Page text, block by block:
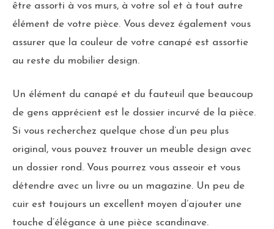
être assorti à vos murs, à votre sol et à tout autre
élément de votre pièce. Vous devez également vous
assurer que la couleur de votre canapé est assortie
au reste du mobilier design.
Un élément du canapé et du fauteuil que beaucoup
de gens apprécient est le dossier incurvé de la pièce.
Si vous recherchez quelque chose d’un peu plus
original, vous pouvez trouver un meuble design avec
un dossier rond. Vous pourrez vous asseoir et vous
détendre avec un livre ou un magazine. Un peu de
cuir est toujours un excellent moyen d’ajouter une
touche d’élégance à une pièce scandinave.